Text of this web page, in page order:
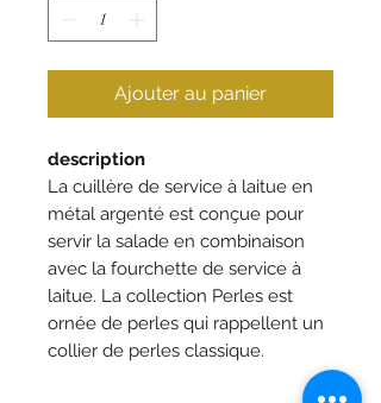
Ajouter au panier
description
La cuillère de service à laitue en
métal argenté est conçue pour
servir la salade en combinaison
avec la fourchette de service à
laitue. La collection Perles est
ornée de perles qui rappellent un
collier de perles classique.